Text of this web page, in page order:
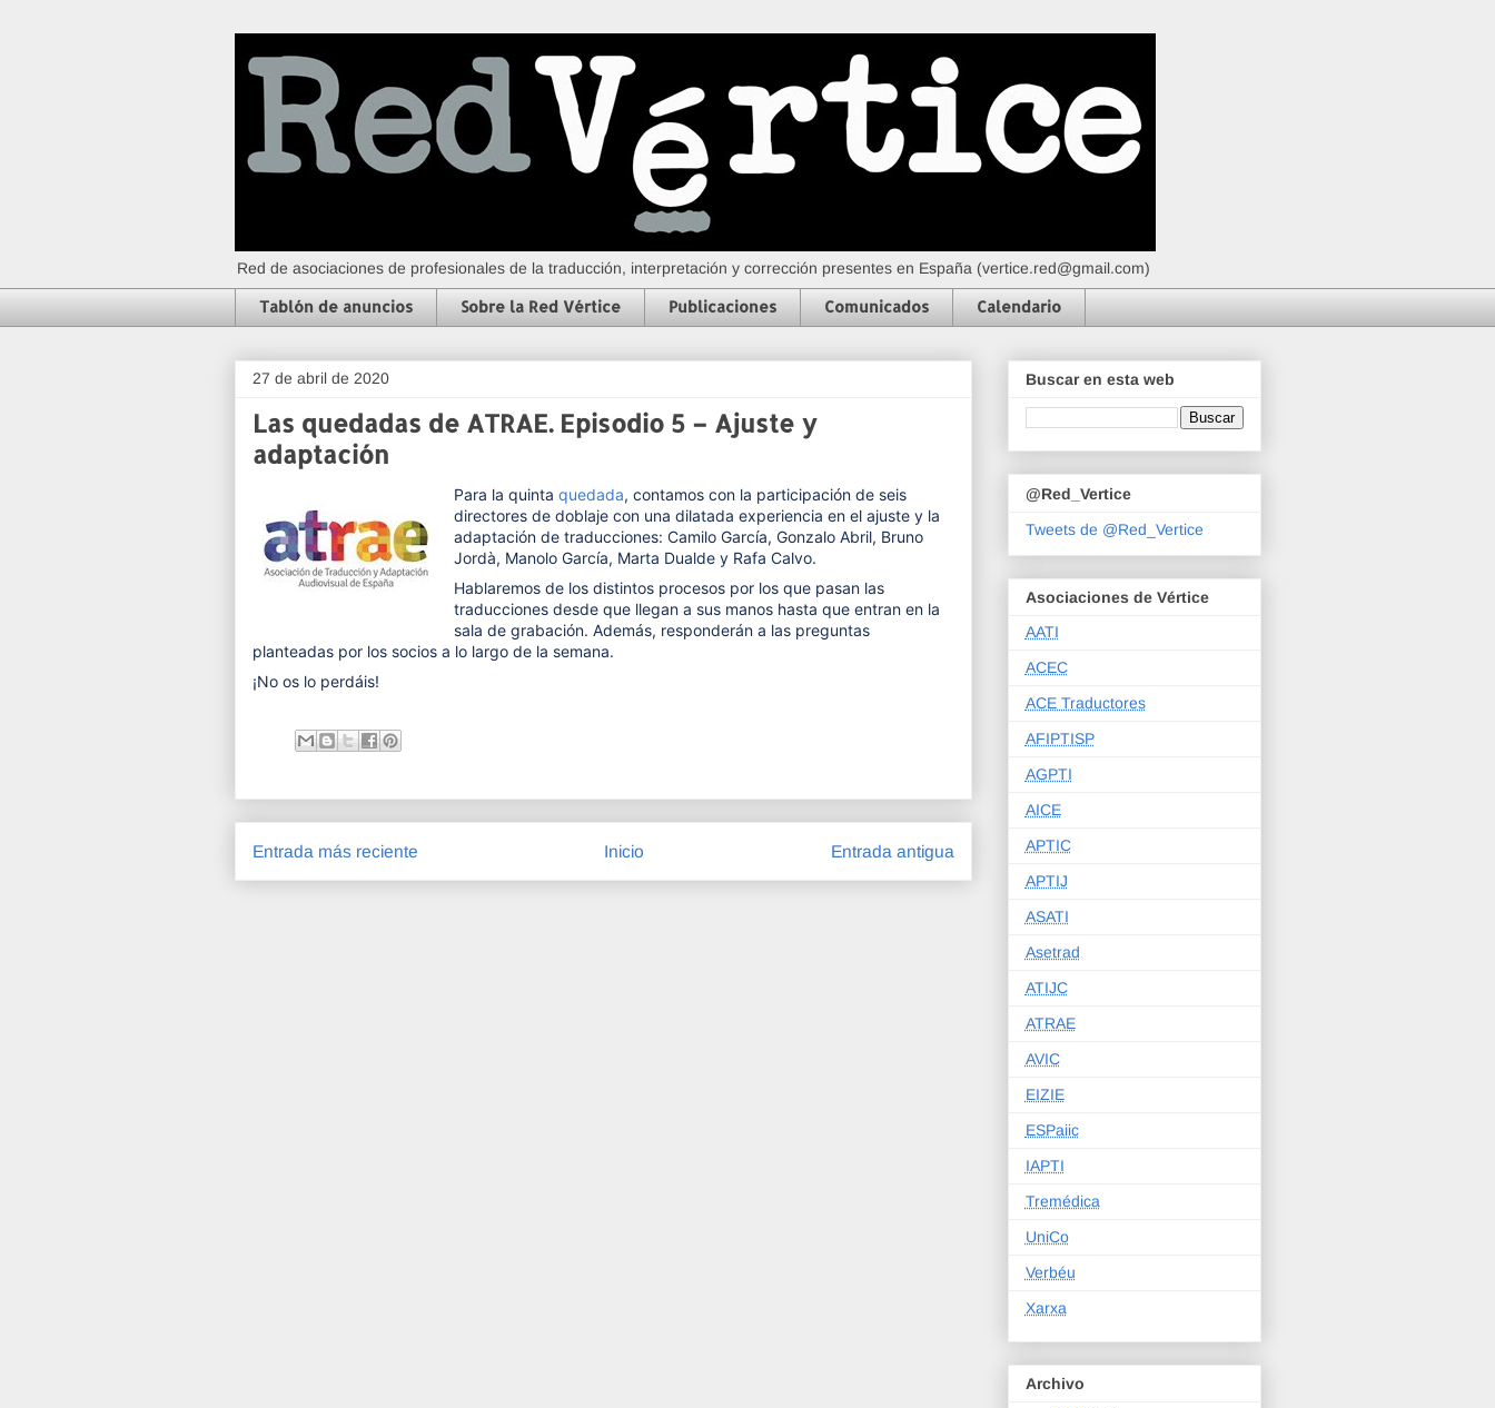
Red de asociaciones de profesionales de la traducción, interpretación y corrección presentes en España (vertice.red@gmail.com)
Tablón de anuncios Sobre la Red Vértice Publicaciones Comunicados Calendario
27 de abril de 2020
Las quedadas de ATRAE. Episodio 5 – Ajuste y
adaptación
Para la quinta quedada, contamos con la participación de seis
directores de doblaje con una dilatada experiencia en el ajuste y la
adaptación de traducciones: Camilo García, Gonzalo Abril, Bruno
Jordà, Manolo García, Marta Dualde y Rafa Calvo.
Hablaremos de los distintos procesos por los que pasan las
traducciones desde que llegan a sus manos hasta que entran en la
sala de grabación. Además, responderán a las preguntas
planteadas por los socios a lo largo de la semana.
¡No os lo perdáis!
Entrada más reciente Entrada antigua
Inicio
Buscar en esta web
@Red_Vertice
Tweets de @Red_Vertice
Asociaciones de Vértice
AATI
ACEC
ACE Traductores
AFIPTISP
AGPTI
AICE
APTIC
APTIJ
ASATI
Asetrad
ATIJC
ATRAE
AVIC
EIZIE
ESPaiic
IAPTI
Tremédica
UniCo
Verbéu
Xarxa
Archivo